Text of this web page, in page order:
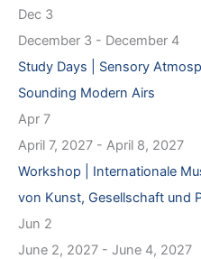
Dec 3
December 3 - December 4
Study Days | Sensory
Sounding Modern Airs
Apr 7
April 7, 2027 - April 8, 2027
Workshop | Internationale
von Kunst, Gesellschaft und
Jun 2
June 2, 2027 - June 4, 2027